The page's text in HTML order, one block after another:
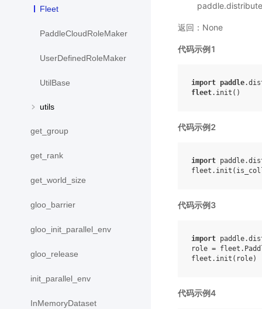
Fleet
PaddleCloudRoleMaker
UserDefinedRoleMaker
UtilBase
utils
get_group
get_rank
get_world_size
gloo_barrier
gloo_init_parallel_env
gloo_release
init_parallel_env
InMemoryDataset
返回：None
代码示例1
import paddle
fleet. init ()
代码示例2
import
fleet . init (
代码示例3
import
role = fleet .
fleet . init ( role)
代码示例4